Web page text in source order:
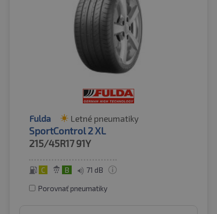
Fulda Letné pneumatiky
SportControl 2 XL
215/45R17 91Y
C B 71 dB
Porovnať pneumatiky